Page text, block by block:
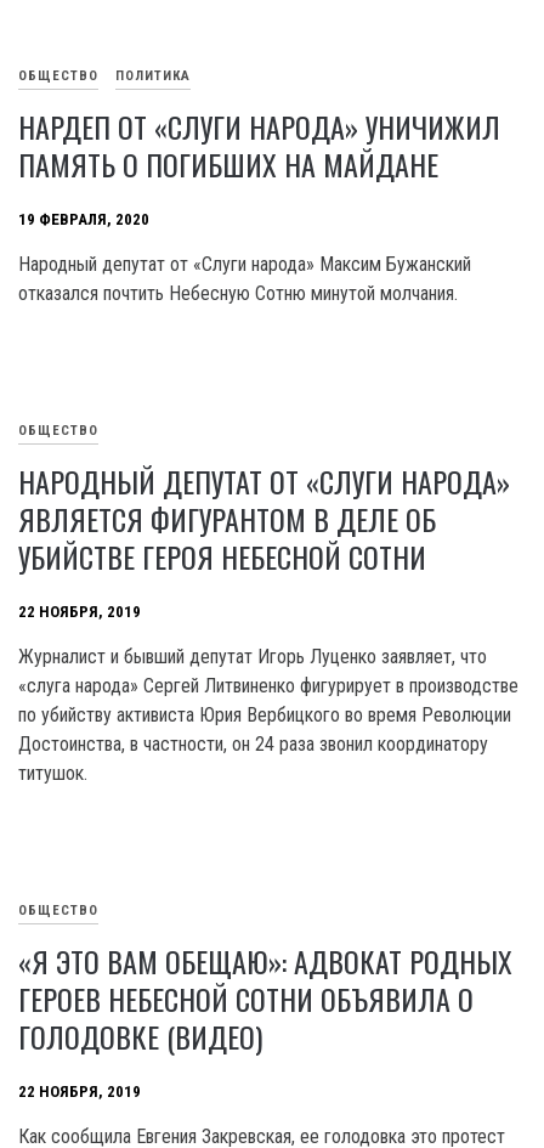
ОБЩЕСТВО ПОЛИТИКА
НАРДЕП ОТ «СЛУГИ НАРОДА» УНИЧИЖИЛ
ПАМЯТЬ О ПОГИБШИХ НА МАЙДАНЕ
19 ФЕВРАЛЯ, 2020
Народный депутат от «Слуги народа» Максим Бужанский
отказался почтить Небесную Сотню минутой молчания.
ОБЩЕСТВО
НАРОДНЫЙ ДЕПУТАТ ОТ «СЛУГИ НАРОДА»
ЯВЛЯЕТСЯ ФИГУРАНТОМ В ДЕЛЕ ОБ
УБИЙСТВЕ ГЕРОЯ НЕБЕСНОЙ СОТНИ
22 НОЯБРЯ, 2019
Журналист и бывший депутат Игорь Луценко заявляет, что
«слуга народа» Сергей Литвиненко фигурирует в производстве
по убийству активиста Юрия Вербицкого во время Революции
Достоинства, в частности, он 24 раза звонил координатору
титушок.
ОБЩЕСТВО
«Я ЭТО ВАМ ОБЕЩАЮ»: АДВОКАТ РОДНЫХ
ГЕРОЕВ НЕБЕСНОЙ СОТНИ ОБЪЯВИЛА О
ГОЛОДОВКЕ (ВИДЕО)
22 НОЯБРЯ, 2019
Как сообщила Евгения Закревская, ее голодовка это протест